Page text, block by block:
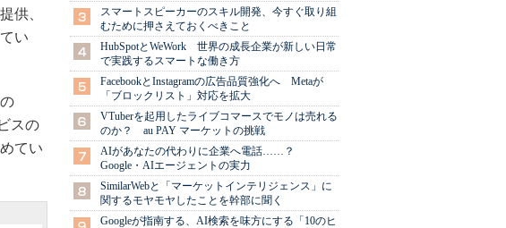
供、
い
スの
てい
スマートスピーカーのスキル開発、今すぐ取り組
むために押さえておくべきこと
HubSpotとWeWork 世界の成長企業が新しい日常
で実践するスマートな働き方
FacebookとInstagramの広告品質強化へ Metaが
「ブロックリスト」対応を拡大
VTuberを起用したライブコマースでモノは売れる
のか？ au PAY マーケットの挑戦
AIがあなたの代わりに企業へ電話……？
Google・AIエージェントの実力
SimilarWebと「マーケットインテリジェンス」に
関するモヤモヤしたことを幹部に聞く
Googleが指南する、AI検索を味方にする「10のヒ